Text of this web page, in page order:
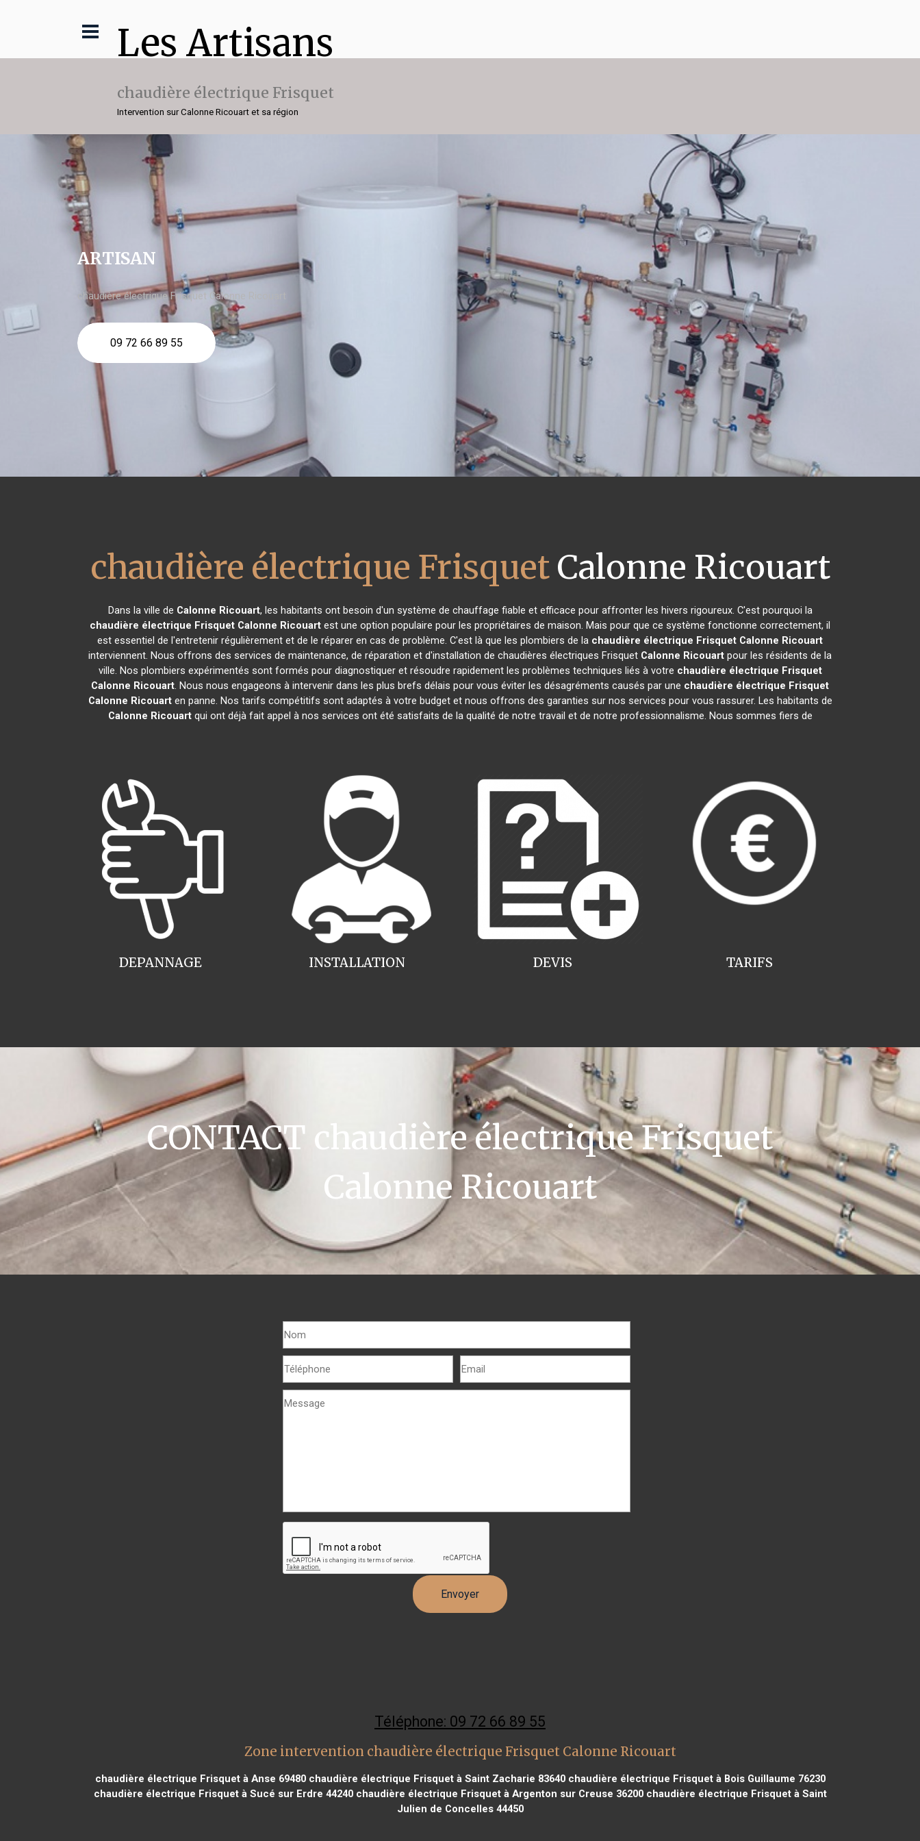
Les Artisans
chaudière électrique Frisquet
Intervention sur Calonne Ricouart et sa région
ARTISAN
chaudière électrique Frisquet Calonne Ricouart
09 72 66 89 55
chaudière électrique FrisquetCalonne Ricouart
Dans la ville de Calonne Ricouart, les habitants ont besoin d'un système de chauffage fiable et efficace pour affronter les hivers rigoureux. C'est pourquoi la
chaudière électrique Frisquet Calonne Ricouart est une option populaire pour les propriétaires de maison. Mais pour que ce système fonctionne correctement, il
est essentiel de l'entretenir régulièrement et de le réparer en cas de problème. C'est là que les plombiers de la chaudière électrique Frisquet Calonne Ricouart
interviennent. Nous offrons des services de maintenance, de réparation et d'installation de chaudières électriques Frisquet Calonne Ricouart pour les résidents de la
ville. Nos plombiers expérimentés sont formés pour diagnostiquer et résoudre rapidement les problèmes techniques liés à votre chaudière électrique Frisquet
Calonne Ricouart. Nous nous engageons à intervenir dans les plus brefs délais pour vous éviter les désagréments causés par une chaudière électrique Frisquet
Calonne Ricouarten panne. Nos tarifs compétitifs sont adaptés à votre budget et nous offrons des garanties sur nos services pour vous rassurer. Les habitants de
Calonne Ricouartqui ont déjà fait appel à nos services ont été satisfaits de la qualité de notre travail et de notre professionnalisme. Nous sommes fiers de
INSTALLATION
DEPANNAGE TARIFS
DEVIS
CONTACT chaudière électrique Frisquet
Calonne Ricouart
Téléphone: 09 72 66 89 55
Zone intervention chaudière électrique Frisquet Calonne Ricouart
chaudière électrique Frisquet à Anse 69480chaudière électrique Frisquet à Saint Zacharie 83640chaudière électrique Frisquet à Bois Guillaume 76230
chaudière électrique Frisquet à Sucé sur Erdre 44240chaudière électrique Frisquet à Argenton sur Creuse 36200chaudière électrique Frisquet à Saint
Julien de Concelles 44450